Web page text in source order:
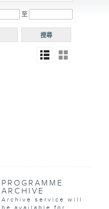
電台
普通
至
搜尋
PROGRAMME
ARCHIVE
Archive service will
be available for